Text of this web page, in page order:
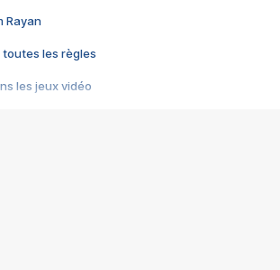
Rayan
toutes les règles
les jeux vidéo